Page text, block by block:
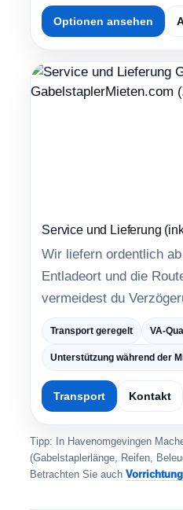
Optionen ansehen
Service und Lieferung
Wir liefern ordentlich
Entladeort und die
vermeidest du
Transport geregelt VA-
Unterstützung während der
Transport Kontakt
Tipp: In Havenomgevingen
(Gabelstaplerlänge, Reifen,
Betrachten Sie auch